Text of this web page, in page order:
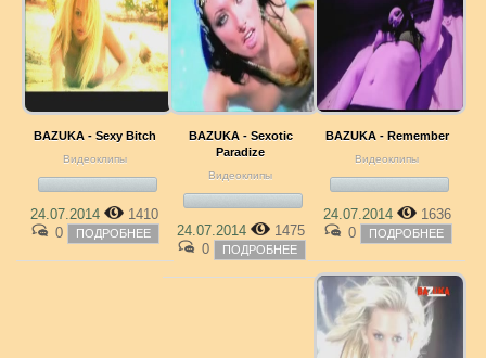
BAZUKA - Sexy Bitch
Видеоклипы
24.07.2014
1410
0
ПОДРОБНЕЕ
BAZUKA - Sexotic
Paradize
Видеоклипы
24.07.2014
1475
0
ПОДРОБНЕЕ
BAZUKA - Remember
Видеоклипы
24.07.2014
1636
0
ПОДРОБНЕЕ